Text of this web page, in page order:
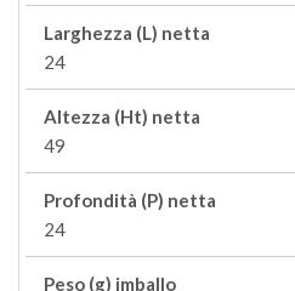
Larghezza (L) netta
24
Altezza (Ht) netta
49
Profondità (P) netta
24
Peso (g) imballo